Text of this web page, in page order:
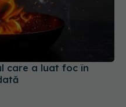
care a luat foc în